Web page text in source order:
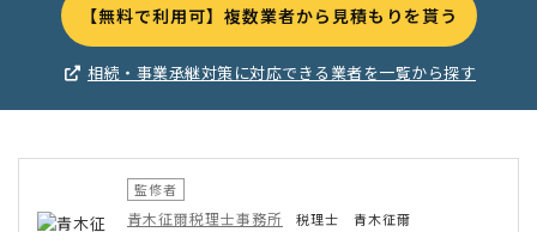
【無料で利用可】複数業者から見積もりを貰う
相続・事業承継対策に対応できる業者を一覧から探す
監修者
青木征爾税理士事務所 税理士 青木征爾